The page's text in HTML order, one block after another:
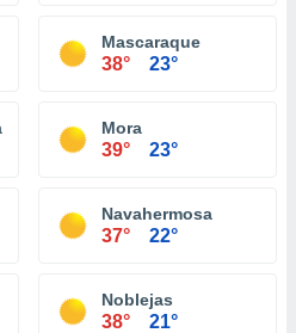
Mascaraque
38° 23°
Mora
39° 23°
Navahermosa
37° 22°
Noblejas
38° 21°